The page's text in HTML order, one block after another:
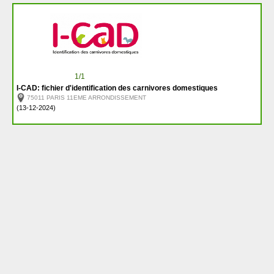
1/1
I-CAD: fichier d'identification des carnivores domestiques
75011 PARIS 11EME ARRONDISSEMENT
(13-12-2024)